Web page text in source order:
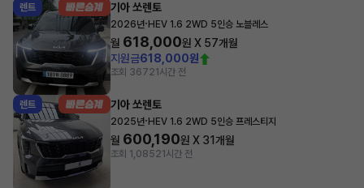
렌트 기아 쏘렌토
2026년· HEV 1.6 2WD 5인승 노블레스
월 618,000원 X 57개월
지원금618,000원
조회 36721시간 전
렌트 기아 쏘렌토
2025년· HEV 1.6 2WD 5인승 프레스티지
월 600,190원 X 31개월
조회 1,08521시간 전